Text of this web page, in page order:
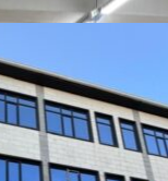
ВВЕДЕНА
31.07.2026
Абитуриент
БИШКЕКСКИЙ
17.07.2026